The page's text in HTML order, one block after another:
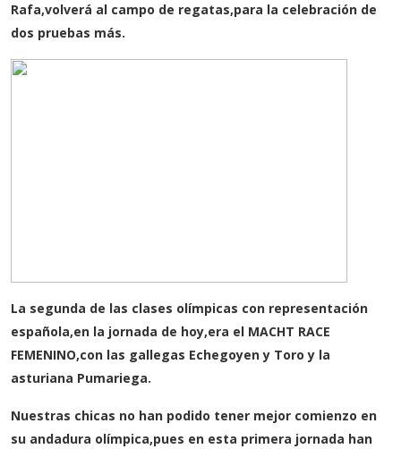
Rafa,volverá al campo de regatas,para la celebración de
dos pruebas más.
La segunda de las clases olímpicas con representación
española,en la jornada de hoy,era el MACHT RACE
FEMENINO,con las gallegas Echegoyen y Toro y la
asturiana Pumariega.
Nuestras chicas no han podido tener mejor comienzo en
su andadura olímpica,pues en esta primera jornada han